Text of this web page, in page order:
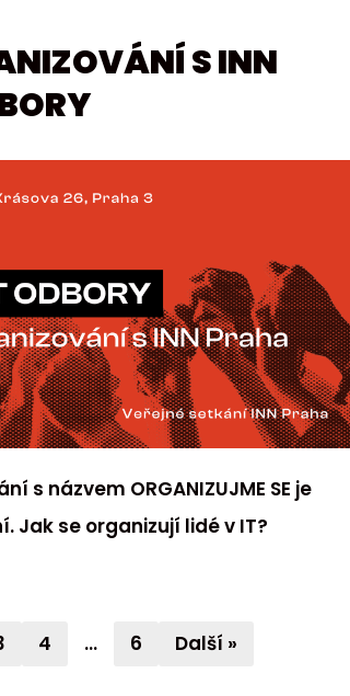
S INN
s názvem ORGANIZUJME SE je
Jak se organizují lidé v IT?
4 … 6 Další »